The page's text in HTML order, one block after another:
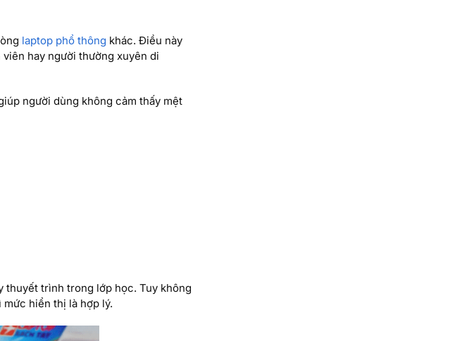
laptop phổ thông khác. Điều này
hay người thường xuyên di
người dùng không cảm thấy mệt
thuyết trình trong lớp học. Tuy không
hiển thị là hợp lý.